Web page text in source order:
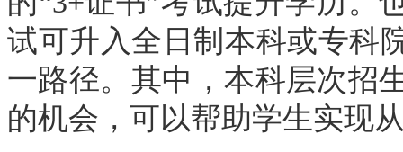
试可升入全日制本科或专科
一路径。其中，本科层次招
的机会，可以帮助学生实现